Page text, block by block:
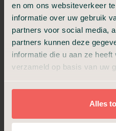
en om ons websiteverkeer
informatie over uw gebruik
partners voor social media,
partners kunnen deze
informatie die u aan ze
verzameld op basis van uw
Alles
24/7 bereikbaar
Aannemen en regelen
Overbrengen en
Technische verzorging
Uitvaartkist met kleine